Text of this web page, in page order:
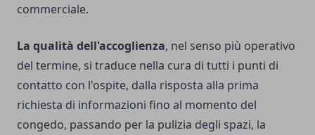
commerciale.
La qualità dell'accoglienza, nel senso più operativo
del termine, si traduce nella cura di tutti i punti di
contatto con l'ospite, dalla risposta alla prima
richiesta di informazioni fino al momento del
congedo, passando per la pulizia degli spazi, la